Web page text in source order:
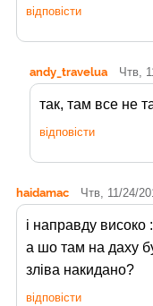
відповісти
andy_travelua Чтв,
так, там все не
відповісти
haidamac Чтв, 11/24/
і направду високо
а шо там на даху
зліва накидано?
відповісти